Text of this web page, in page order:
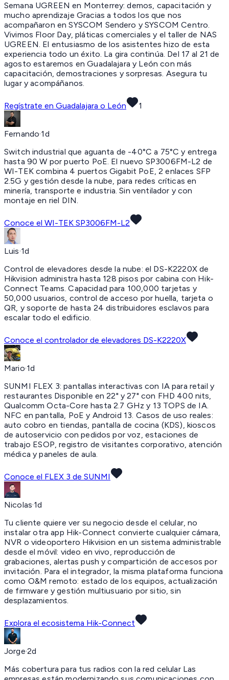
Semana UGREEN en Monterrey: demos, capacitación y
mucho aprendizaje Gracias a todos los que nos
acompañaron en SYSCOM Sendero y SYSCOM Centro.
Vivimos Floor Day, pláticas comerciales y el taller de NAS
UGREEN. El entusiasmo de los asistentes hizo de esta
experiencia todo un éxito. La gira continúa. Del 17 al 21 de
agosto estaremos en Guadalajara y León con más
capacitación, demostraciones y sorpresas. Asegura tu
lugar y acompáñanos.
Regístrate en Guadalajara o León 1
Fernando·1d
Switch industrial que aguanta de -40°C a 75°C y entrega
hasta 90 W por puerto PoE. El nuevo SP3006FM-L2 de
WI-TEK combina 4 puertos Gigabit PoE, 2 enlaces SFP
2.5G y gestión desde la nube, para redes críticas en
minería, transporte e industria. Sin ventilador y con
montaje en riel DIN.
Conoce el WI-TEK SP3006FM-L2
Luis·1d
Control de elevadores desde la nube: el DS-K2220X de
Hikvision administra hasta 128 pisos por cabina con Hik-
Connect Teams. Capacidad para 100,000 tarjetas y
50,000 usuarios, control de acceso por huella, tarjeta o
QR, y soporte de hasta 24 distribuidores esclavos para
escalar todo el edificio.
Conoce el controlador de elevadores DS-K2220X
Mario·1d
SUNMI FLEX 3: pantallas interactivas con IA para retail y
restaurantes Disponible en 22" y 27" con FHD 400 nits,
Qualcomm Octa-Core hasta 2.7 GHz y 13 TOPS de IA.
NFC en pantalla, PoE y Android 13. Casos de uso reales:
auto cobro en tiendas, pantalla de cocina (KDS), kioscos
de autoservicio con pedidos por voz, estaciones de
trabajo ESOP, registro de visitantes corporativo, atención
médica y paneles de aula.
Conoce el FLEX 3 de SUNMI
Nicolas·1d
Tu cliente quiere ver su negocio desde el celular, no
instalar otra app Hik-Connect convierte cualquier cámara,
NVR o videoportero Hikvision en un sistema administrable
desde el móvil: video en vivo, reproducción de
grabaciones, alertas push y compartición de accesos por
invitación. Para el integrador, la misma plataforma funciona
como O&M remoto: estado de los equipos, actualización
de firmware y gestión multiusuario por sitio, sin
desplazamientos.
Explora el ecosistema Hik-Connect
Jorge·2d
Más cobertura para tus radios con la red celular Las